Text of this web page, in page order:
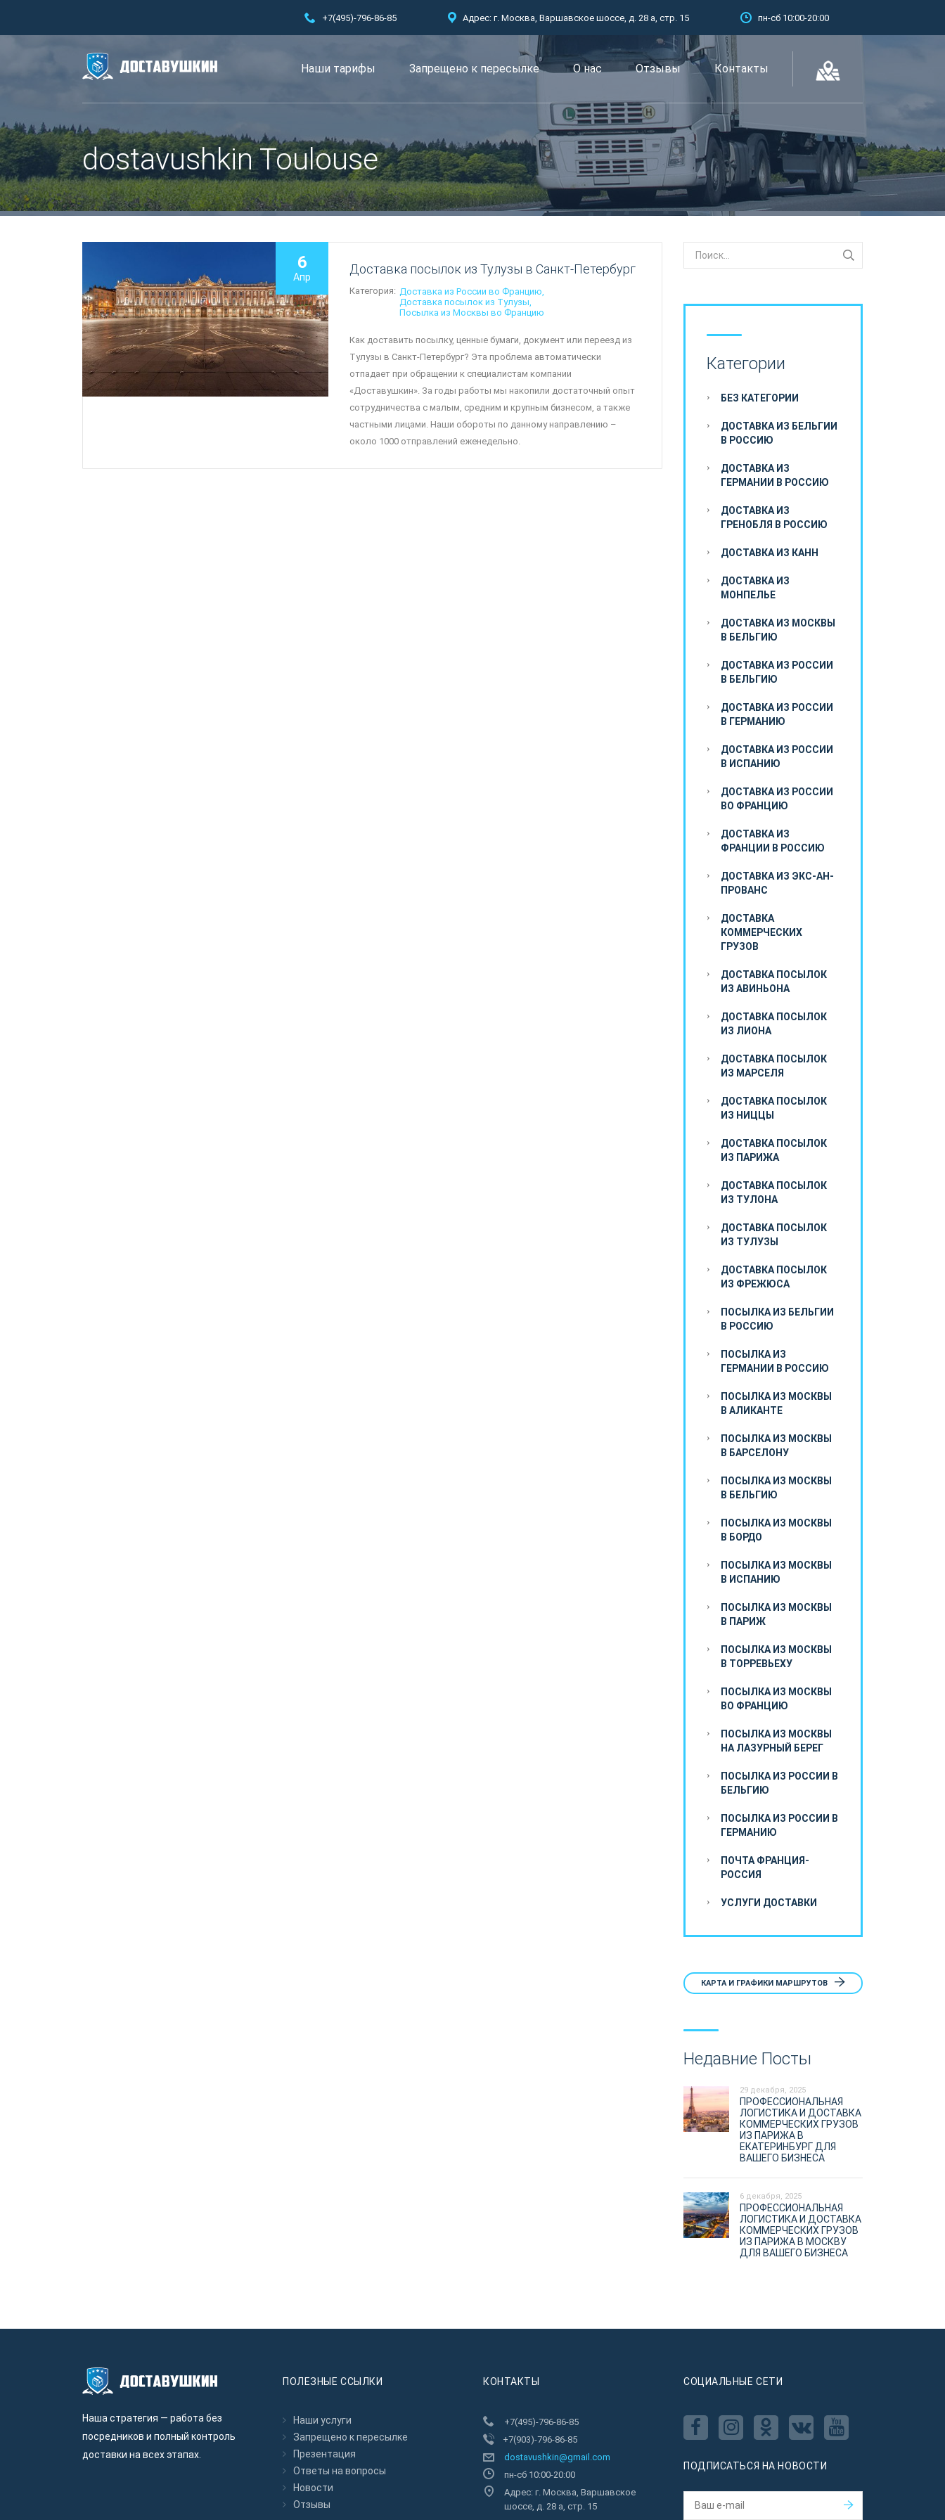
+7(495)-796-86-85 Адрес: г. Москва, Варшавское шоссе, д. 28 а, стр. 15 пн-сб 10:00-20:00
Наши тарифы Запрещено к пересылкe О нас Отзывы Контакты
dostavushkin Toulouse
6
Апр
Доставка посылок из Тулузы в Санкт-Петербург
Категория: Доставка из России во Францию
Доставка посылок из Тулузы
Посылка из Москвы во Францию
Как доставить посылку, ценные бумаги, документ или переезд из
Тулузы в Санкт-Петербург? Эта проблема автоматически
отпадает при обращении к специалистам компании
«Доставушкин». За годы работы мы накопили достаточный опыт
сотрудничества с малым, средним и крупным бизнесом, а также
частными лицами. Наши обороты по данному направлению –
около 1000 отправлений еженедельно.
Категории
БЕЗ КАТЕГОРИИ
ДОСТАВКА ИЗ БЕЛЬГИИ
В РОССИЮ
ДОСТАВКА ИЗ
ГЕРМАНИИ В РОССИЮ
ДОСТАВКА ИЗ
ГРЕНОБЛЯ В РОССИЮ
ДОСТАВКА ИЗ КАНН
ДОСТАВКА ИЗ
МОНПЕЛЬЕ
ДОСТАВКА ИЗ МОСКВЫ
В БЕЛЬГИЮ
ДОСТАВКА ИЗ РОССИИ
В БЕЛЬГИЮ
ДОСТАВКА ИЗ РОССИИ
В ГЕРМАНИЮ
ДОСТАВКА ИЗ РОССИИ
В ИСПАНИЮ
ДОСТАВКА ИЗ РОССИИ
ВО ФРАНЦИЮ
ДОСТАВКА ИЗ
ФРАНЦИИ В РОССИЮ
ДОСТАВКА ИЗ ЭКС-АН-
ПРОВАНС
ДОСТАВКА
КОММЕРЧЕСКИХ
ГРУЗОВ
ДОСТАВКА ПОСЫЛОК
ИЗ АВИНЬОНА
ДОСТАВКА ПОСЫЛОК
ИЗ ЛИОНА
ДОСТАВКА ПОСЫЛОК
ИЗ МАРСЕЛЯ
ДОСТАВКА ПОСЫЛОК
ИЗ НИЦЦЫ
ДОСТАВКА ПОСЫЛОК
ИЗ ПАРИЖА
ДОСТАВКА ПОСЫЛОК
ИЗ ТУЛОНА
ДОСТАВКА ПОСЫЛОК
ИЗ ТУЛУЗЫ
ДОСТАВКА ПОСЫЛОК
ИЗ ФРЕЖЮСА
ПОСЫЛКА ИЗ БЕЛЬГИИ
В РОССИЮ
ПОСЫЛКА ИЗ
ГЕРМАНИИ В РОССИЮ
ПОСЫЛКА ИЗ МОСКВЫ
В АЛИКАНТЕ
ПОСЫЛКА ИЗ МОСКВЫ
В БАРСЕЛОНУ
ПОСЫЛКА ИЗ МОСКВЫ
В БЕЛЬГИЮ
ПОСЫЛКА ИЗ МОСКВЫ
В БОРДО
ПОСЫЛКА ИЗ МОСКВЫ
В ИСПАНИЮ
ПОСЫЛКА ИЗ МОСКВЫ
В ПАРИЖ
ПОСЫЛКА ИЗ МОСКВЫ
В ТОРРЕВЬЕХУ
ПОСЫЛКА ИЗ МОСКВЫ
ВО ФРАНЦИЮ
ПОСЫЛКА ИЗ МОСКВЫ
НА ЛАЗУРНЫЙ БЕРЕГ
ПОСЫЛКА ИЗ РОССИИ В
БЕЛЬГИЮ
ПОСЫЛКА ИЗ РОССИИ В
ГЕРМАНИЮ
ПОЧТА ФРАНЦИЯ-
РОССИЯ
УСЛУГИ ДОСТАВКИ
КАРТА И ГРАФИКИ МАРШРУТОВ
Недавние Посты
29 декабря, 2025
ПРОФЕССИОНАЛЬНАЯ
ЛОГИСТИКА И ДОСТАВКА
КОММЕРЧЕСКИХ ГРУЗОВ
ИЗ ПАРИЖА В
ЕКАТЕРИНБУРГ ДЛЯ
ВАШЕГО БИЗНЕСА
6 декабря, 2025
ПРОФЕССИОНАЛЬНАЯ
ЛОГИСТИКА И ДОСТАВКА
КОММЕРЧЕСКИХ ГРУЗОВ
ИЗ ПАРИЖА В МОСКВУ
ДЛЯ ВАШЕГО БИЗНЕСА
Наша стратегия — работа без
посредников и полный контроль
доставки на всех этапах.
ПОЛЕЗНЫЕ ССЫЛКИ
Наши услуги
Запрещено к пересылкe
Презентация
Ответы на вопросы
Новости
Отзывы
КОНТАКТЫ
+7(495)-796-86-85
+7(903)-796-86-85
dostavushkin@gmail.com
пн-сб 10:00-20:00
Адрес: г. Москва, Варшавское
шоссе, д. 28 а, стр. 15
CОЦИАЛЬНЫЕ СЕТИ
ПОДПИСАТЬСЯ НА НОВОСТИ